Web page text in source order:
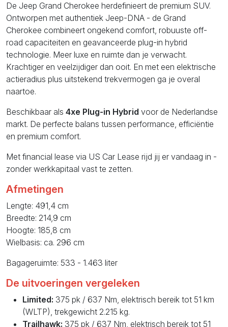
De Jeep Grand Cherokee herdefinieert de premium SUV.
Ontworpen met authentiek Jeep-DNA - de Grand
Cherokee combineert ongekend comfort, robuuste off-
road capaciteiten en geavanceerde plug-in hybrid
technologie. Meer luxe en ruimte dan je verwacht.
Krachtiger en veelzijdiger dan ooit. En met een elektrische
actieradius plus uitstekend trekvermogen ga je overal
naartoe.
Beschikbaar als 4xe Plug-in Hybrid voor de Nederlandse
markt. De perfecte balans tussen performance, efficiëntie
en premium comfort.
Met financial lease via US Car Lease rijd jij er vandaag in -
zonder werkkapitaal vast te zetten.
Afmetingen
Lengte: 491,4 cm
Breedte: 214,9 cm
Hoogte: 185,8 cm
Wielbasis: ca. 296 cm
Bagageruimte: 533 - 1.463 liter
De uitvoeringen vergeleken
Limited: 375 pk / 637 Nm, elektrisch bereik tot 51 km
(WLTP), trekgewicht 2.215 kg.
Trailhawk: 375 pk / 637 Nm, elektrisch bereik tot 51